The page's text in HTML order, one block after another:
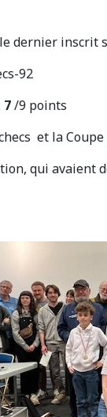
le dernier inscrit
92
7/9 points
et la Coupe
qui